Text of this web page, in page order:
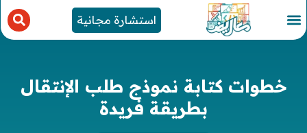
استشارة مجانية
خطوات كتابة نموذج طلب الإنتقال
بطريقة فريدة